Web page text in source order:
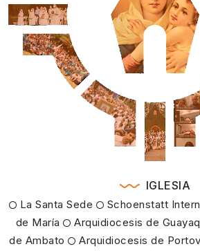
IGLESIA
La Santa Sede Schoenstatt
de María
Arquidiocesis de
de Ambato
Arquidiocesis de